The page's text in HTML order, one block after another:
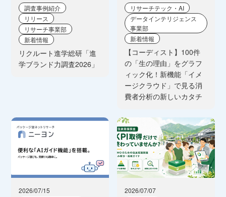
調査事例紹介
リリース
リサーチ事業部
新着情報
リクルート進学総研「進
学ブランド力調査2026」
リサーチテック・AI
データインテリジェンス
事業部
新着情報
【コーディスト】100件
の「生の理由」をグラフ
ィック化！新機能「イメ
ージクラウド」で見る消
費者分析の新しいカタチ
2026/07/15
2026/07/07